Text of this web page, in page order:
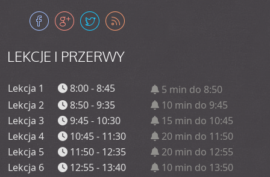
LEKCJE I PRZERWY
Lekcja 1 8:00 - 8:45
5 min do 8:50
Lekcja 2
8:50 - 9:35
10 min do 9:45
Lekcja 3
9:45 - 10:30
15 min do 10:45
Lekcja 4
10:45 - 11:30
20 min do 11:50
Lekcja 5
11:50 - 12:35
20 min do 12:55
Lekcja 6
12:55 - 13:40
10 min do 13:50